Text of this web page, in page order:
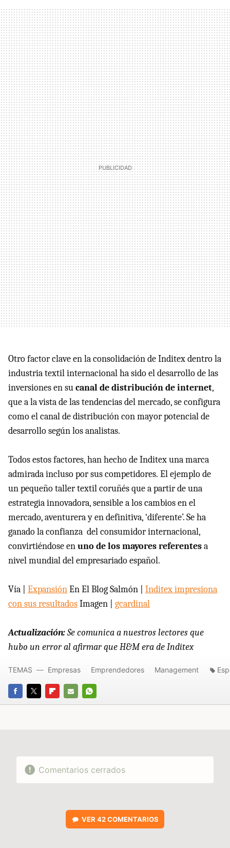
Otro factor clave en la consolidación de Inditex dentro la
industria textil internacional ha sido el desarrollo de las
inversiones en sucanal de distribución de internet,
que a la vista de las tendencias del mercado, se configura
como el canal de distribución con mayor potencial de
desarrollo según los analistas.
Todos estos factores, han hecho de Inditex una marca
admirada incluso por sus competidores. El ejemplo de
un pequeño taller textil coruñés que a partir de una
estrategia innovadora, sensible a los cambios en el
mercado, aventurera y en definitiva, ‘diferente’. Se ha
ganado la confianza del consumidor internacional,
convirtiéndose enuno de los mayores referentesa
nivel mundial del empresariado español.
Vía | ExpansiónEn El Blog Salmón | Inditex impresiona
con sus resultadosImagen | gcardinal
Actualización:Se comunica a nuestros lectores que
hubo un error al afirmar que H&M era de Inditex
FACEBOOK
TWITTERFLIPBOARD
E-
WHATSAPP
TEMAS Empresas Emprendedores Management
Comentarios cerrados
VER 42 COMENTARIOS